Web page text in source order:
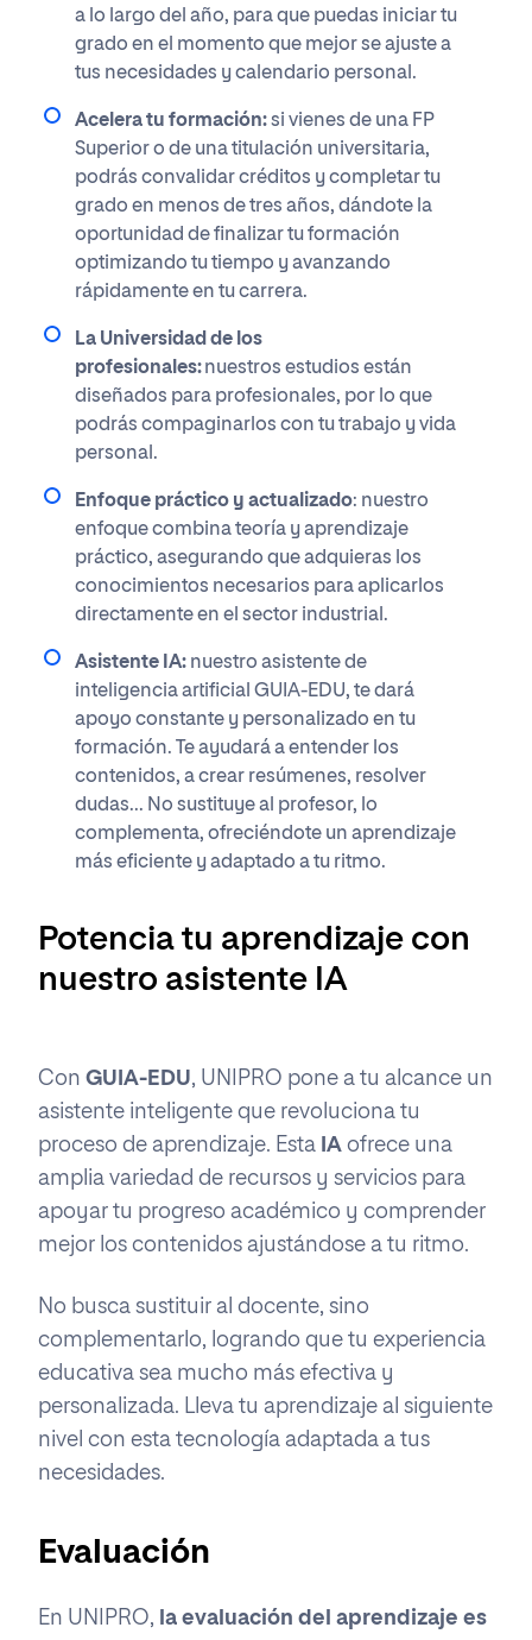
a lo largo del año, para que puedas iniciar tu ​​
grado en el momento que mejor se ajuste a
tus necesidades y calendario personal.
Acelera tu formación:si vienes de una FP
Superior o de una titulación universitaria,
podrás convalidar créditos y completar tu
grado en menos de tres años, dándote la
oportunidad de finalizar tu formación
optimizando tu tiempo y avanzando
rápidamente en tu carrera.
La Universidad de los
profesionales:nuestros ​estudios están
diseñados​​ para profesionales, por lo que
podrás compaginarlos con tu trabajo y vida
personal.
Enfoque práctico y actualizado: nuestro
enfoque combina teoría y aprendizaje
práctico, asegurando que adquieras los
conocimientos necesarios para aplicarlos
directamente en el sector industrial.
Asistente IA: nuestro asistente de
inteligencia artificial GUIA-EDU, te dará
apoyo constante y personalizado en tu
formación. Te ayudará a entender los
contenidos, a crear resúmenes, resolver
dudas... No sustituye al profesor, lo
complementa, ofreciéndote un aprendizaje
más eficiente y adaptado a tu ritmo.
Potencia tu aprendizaje con
nuestro asistente IA
Con GUIA-EDU, UNIPRO pone a tu alcance un
asistente inteligente que revoluciona tu
proceso de aprendizaje. Esta IA ofrece una
amplia variedad de recursos y servicios para
apoyar tu progreso académico y comprender
mejor los contenidos ajustándose a tu ritmo.
No busca sustituir al docente, sino
complementarlo, logrando que tu experiencia
educativa sea mucho más efectiva y
personalizada. Lleva tu aprendizaje al siguiente
nivel con esta tecnología adaptada a tus
necesidades.
Evaluación
En UNIPRO, la evaluación del aprendizaje es